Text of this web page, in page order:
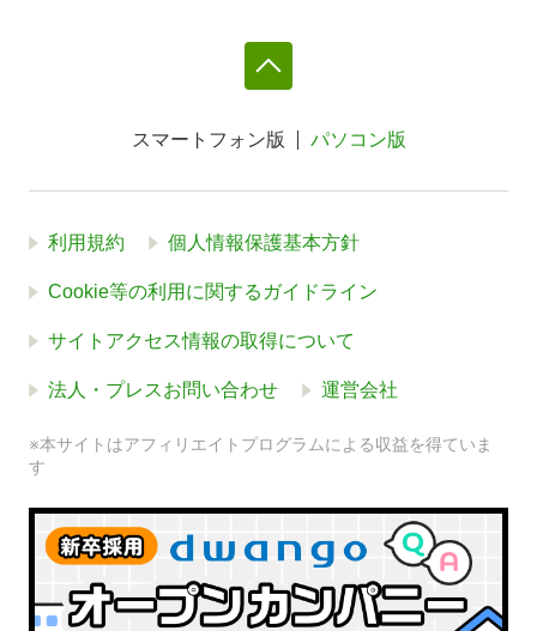
スマートフォン版 パソコン版
利用規約 個人情報保護基本方針
Cookie等の利用に関するガイドライン
サイトアクセス情報の取得について
法人・プレスお問い合わせ 運営会社
※本サイトはアフィリエイトプログラムによる収益を得ていま
す